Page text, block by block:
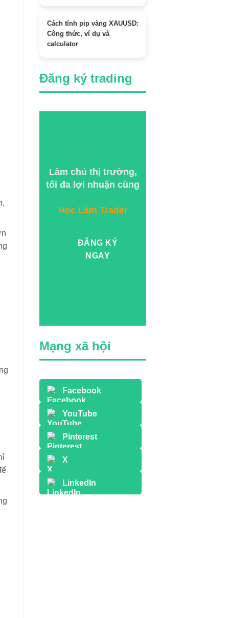
Cách tính pip vàng XAUUSD:
Công thức, ví dụ và
calculator
Đăng ký trading
Làm chủ thị trường,
tối đa lợi nhuận cùng
Học Làm Trader
ĐĂNG KÝ
NGAY
Mạng xã hội
Facebook
YouTube
Pinterest
X
LinkedIn